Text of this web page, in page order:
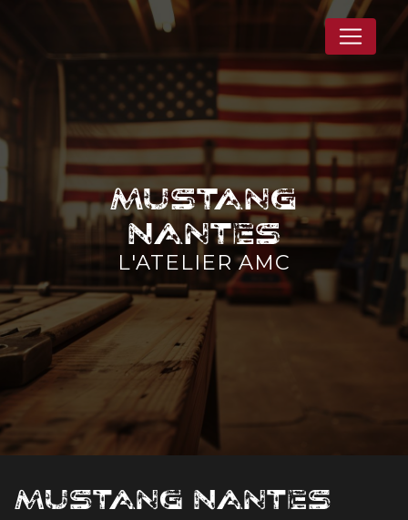
Mustang
Nantes
L'ATELIER AMC
Mustang Nantes
Panneau de gestion des cookies